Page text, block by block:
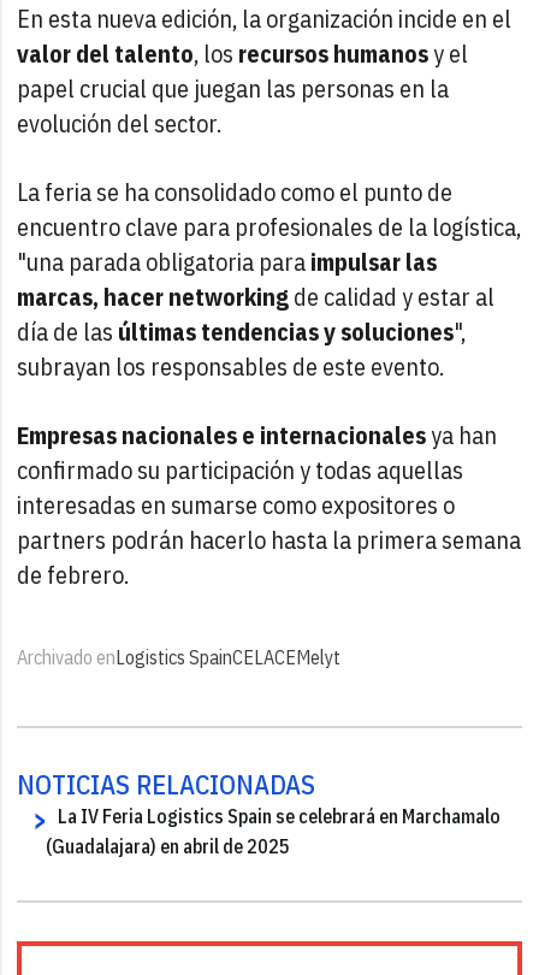
En esta nueva edición, la organización incide en el
valor del talento, los recursos humanosy el
papel crucial que juegan las personas en la
evolución del sector.
La feria se ha consolidado como el punto de
encuentro clave para profesionales de la logística,
"una parada obligatoria paraimpulsar las
marcas, hacer networkingde calidad y estar al
día de las últimas tendencias y soluciones",
subrayan los responsables de este evento.
Empresas nacionales e internacionalesya han
confirmado su participación y todas aquellas
interesadas en sumarse como expositores o
partners podrán hacerlo hasta la primera semana
de febrero.
Archivado enLogistics SpainCELACEMelyt
NOTICIAS RELACIONADAS
La IV Feria Logistics Spain se celebrará en Marchamalo
(Guadalajara) en abril de 2025